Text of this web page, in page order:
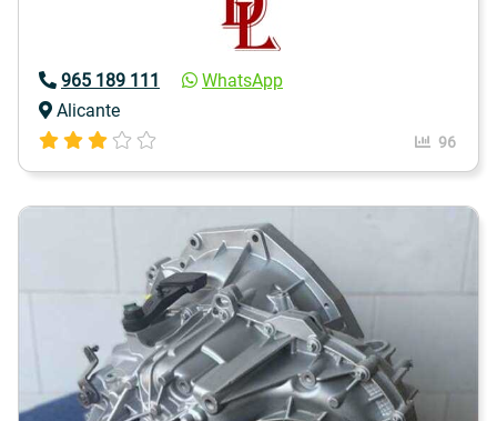
965 189 111
WhatsApp
Alicante
96